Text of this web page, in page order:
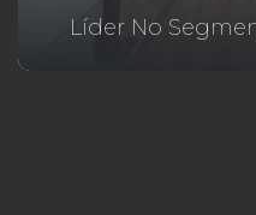
Líder No